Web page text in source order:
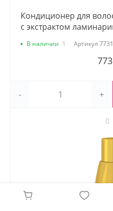
Кондиционер для
с экстрактом
В наличии 1 Артикул
- +